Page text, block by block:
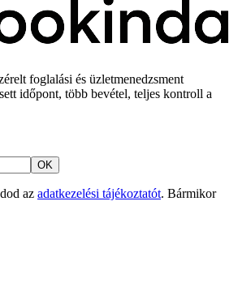
foglalási és üzletmenedzsment
időpont, több bevétel, teljes kontroll a
OK
az adatkezelési tájékoztatót. Bármikor